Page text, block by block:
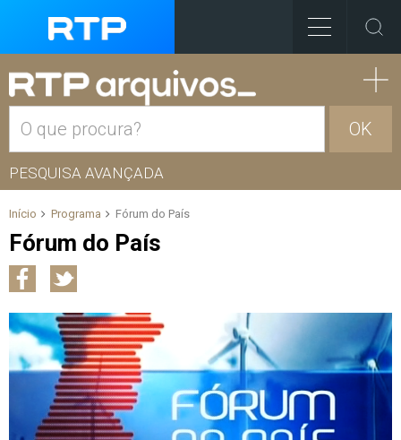
OK
PESQUISA AVANÇADA
Início Programa Fórum do País
Fórum do País